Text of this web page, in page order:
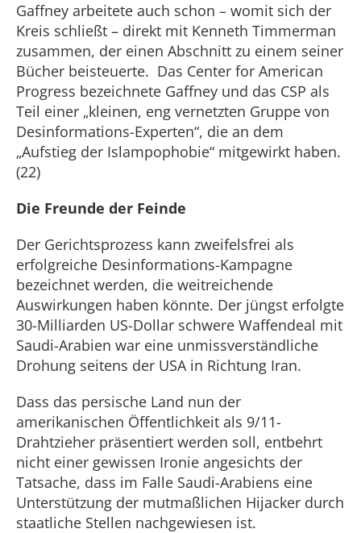
Gaffney arbeitete auch schon – womit sich der
Kreis schließt – direkt mit Kenneth Timmerman
zusammen, der einen Abschnitt zu einem seiner
Bücher beisteuerte. Das Center for American
Progress bezeichnete Gaffney und das CSP als
Teil einer „kleinen, eng vernetzten Gruppe von
Desinformations-Experten“, die an dem
„Aufstieg der Islampophobie“ mitgewirkt haben.
(22)
Die Freunde der Feinde
Der Gerichtsprozess kann zweifelsfrei als
erfolgreiche Desinformations-Kampagne
bezeichnet werden, die weitreichende
Auswirkungen haben könnte. Der jüngst erfolgte
30-Milliarden US-Dollar schwere Waffendeal mit
Saudi-Arabien war eine unmissverständliche
Drohung seitens der USA in Richtung Iran.
Dass das persische Land nun der
amerikanischen Öffentlichkeit als 9/11-
Drahtzieher präsentiert werden soll, entbehrt
nicht einer gewissen Ironie angesichts der
Tatsache, dass im Falle Saudi-Arabiens eine
Unterstützung der mutmaßlichen Hijacker durch
staatliche Stellen nachgewiesen ist.